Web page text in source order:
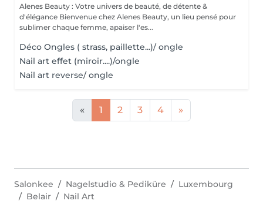
Alenes Beauty : Votre univers de beauté, de détente &
d'élégance Bienvenue chez Alenes Beauty, un lieu pensé pour
sublimer chaque femme, apaiser l'es...
Déco Ongles ( strass, paillette...)/ ongle
Nail art effet (miroir....)/ongle
Nail art reverse/ ongle
« 1 2 3 4 »
Salonkee Nagelstudio & Pediküre
Luxembourg
Belair
Nail Art